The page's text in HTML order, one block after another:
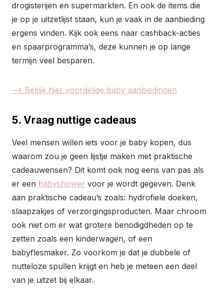
drogisterijen en supermarkten. En ook de items die
je op je uitzetlijst staan, kun je vaak in de aanbieding
ergens vinden. Kijk ook eens naar cashback-acties
en spaarprogramma’s, deze kunnen je op lange
termijn veel besparen.
—> Bekijk hier voordelige baby aanbiedingen
5. Vraag nuttige cadeaus
Veel mensen willen iets voor je baby kopen, dus
waarom zou je geen lijstje maken met praktische
cadeauwensen? Dit komt ook nog eens van pas als
er een babyshower voor je wordt gegeven. Denk
aan praktische cadeau’s zoals: hydrofiele doeken,
slaapzakjes of verzorgingsproducten. Maar chroom
ook niet om er wat grotere benodigdheden op te
zetten zoals een kinderwagen, of een
babyflesmaker. Zo voorkom je dat je dubbele of
nutteloze spullen krijgt en heb je meteen een deel
van je uitzet bij elkaar.